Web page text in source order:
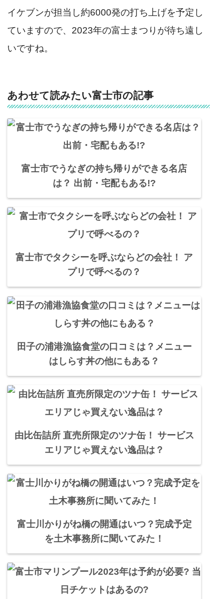
イケブンが担当し約6000発の打ち上げを予定し
ていますので、2023年の富士まつりが待ち遠し
いですね。
あわせて読みたい富士市の記事
富士市でうなぎの持ち帰りができる名店
は？ 出前・宅配もある!?
富士市でタクシーを呼ぶならどの会社！ ア
プリで呼べるの？
田子の浦港漁協食堂の口コミは？メニュー
はしらす丼の他にもある？
由比缶詰所 直売所限定のツナ缶！ サービス
エリアじゃ買えない逸品は？
富士川かりがね橋の開通はいつ？完成予定
を土木事務所に聞いてみた！